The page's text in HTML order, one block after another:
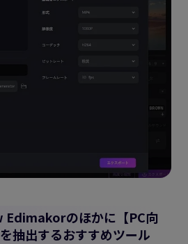
のほかに【PC向
抽出するおすすめツール